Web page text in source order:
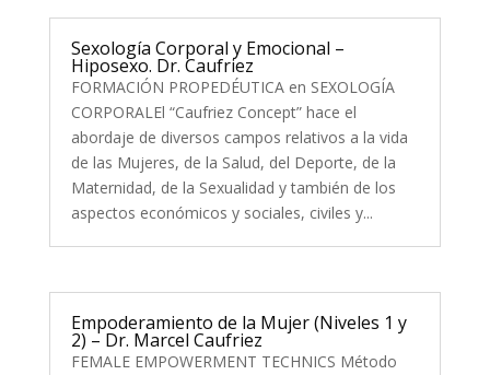
Sexología Corporal y Emocional –
Hiposexo. Dr. Caufriez
FORMACIÓN PROPEDÉUTICA en SEXOLOGÍA
CORPORALEl “Caufriez Concept” hace el
abordaje de diversos campos relativos a la vida
de las Mujeres, de la Salud, del Deporte, de la
Maternidad, de la Sexualidad y también de los
aspectos económicos y sociales, civiles y...
Empoderamiento de la Mujer (Niveles 1 y
2) – Dr. Marcel Caufriez
FEMALE EMPOWERMENT TECHNICS Método